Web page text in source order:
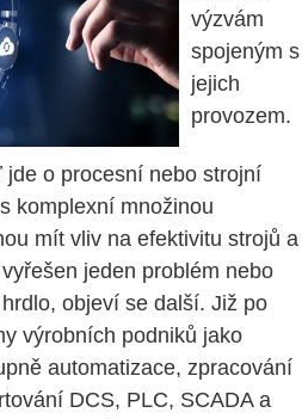
výzvám
spojeným s
jejich
provozem.
o procesní nebo strojní
komplexní množinou
mít vliv na efektivitu strojů a
jeden problém nebo
objeví se další. Již po
výrobních podniků jako
automatizace, zpracování
DCS, PLC, SCADA a